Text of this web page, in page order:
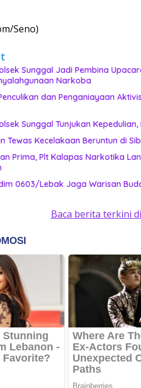
Seno)
Sunggal Jadi Pembina
Narkoba
dan Penganiayaan
Sunggal Tunjukan
Tewas Kecelakaan Beruntun di
Prima, Plt Kalapas Narkotika
0603/Lebak Jaga Warisan
Baca berita terkini